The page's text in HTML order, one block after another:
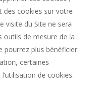
des cookies sur votre
visite du Site ne sera
outils de mesure de la
pourrez plus bénéficier
certaines
de cookies.